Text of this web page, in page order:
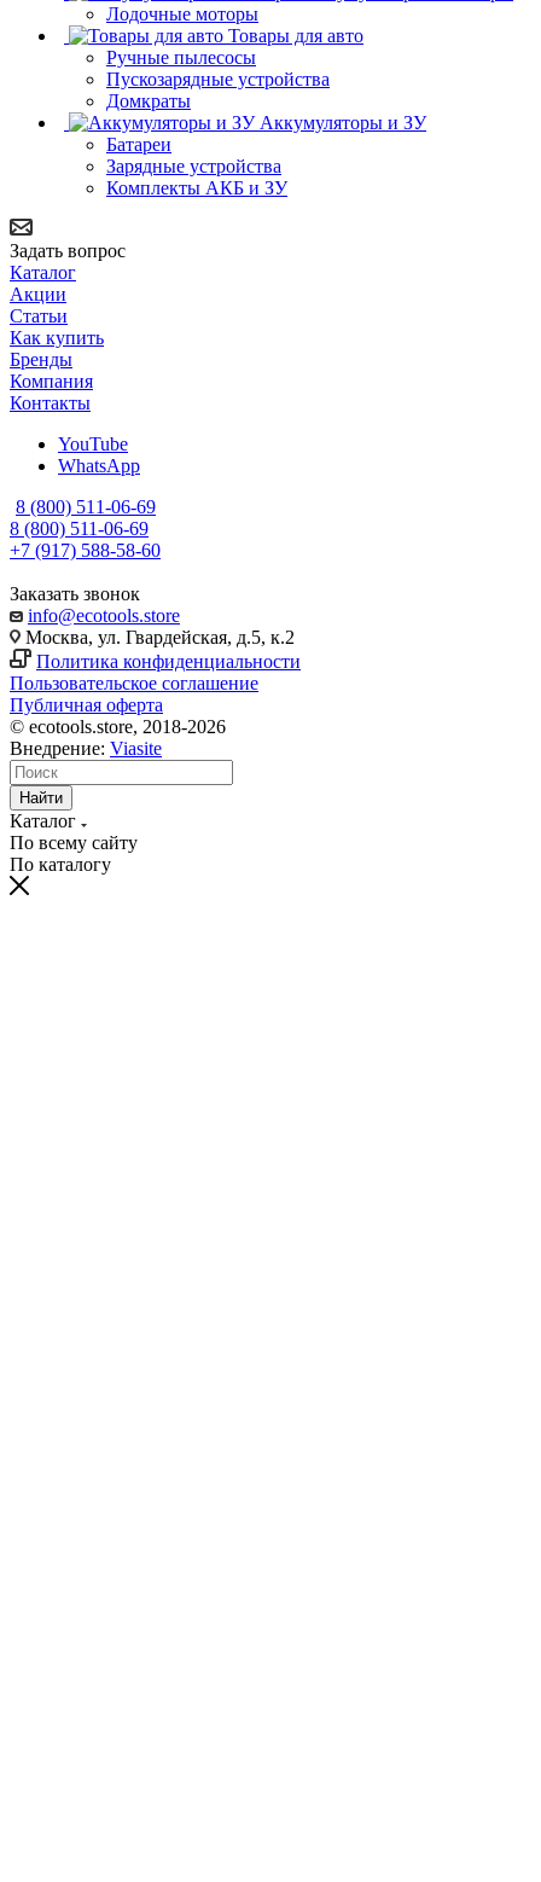
Лодочные моторы
Товары для авто
Ручные пылесосы
Пускозарядные устройства
Домкраты
Аккумуляторы и ЗУ
Батареи
Зарядные устройства
Комплекты АКБ и ЗУ
Задать вопрос
Каталог
Акции
Статьи
Как купить
Бренды
Компания
Контакты
YouTube
WhatsApp
8 (800) 511-06-69
8 (800) 511-06-69
+7 (917) 588-58-60
Заказать звонок
info@ecotools.store
Москва, ул. Гвардейская, д.5, к.2
Политика конфиденциальности
Пользовательское соглашение
Публичная оферта
© ecotools.store, 2018-2026
Внедрение: Viasite
Найти
Каталог
По всему сайту
По каталогу